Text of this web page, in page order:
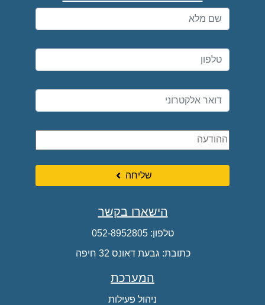
שליחה
הישארו בקשר
טלפון:
כתובת: גבעת דאונס 32 חיפה
המערכת
ניהול פעילות